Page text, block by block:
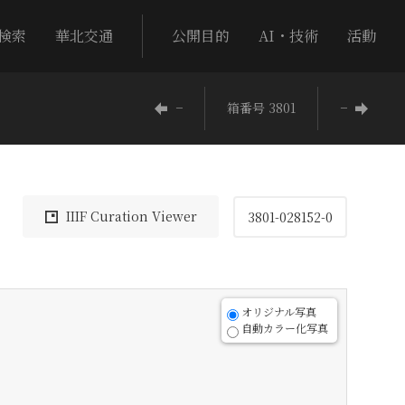
索 華北交通 公開目的 AI・技術 活動
− 箱番号 3801 −
IIIF Curation Viewer 3801-028152-0
オリジナル写真
自動カラー化写真